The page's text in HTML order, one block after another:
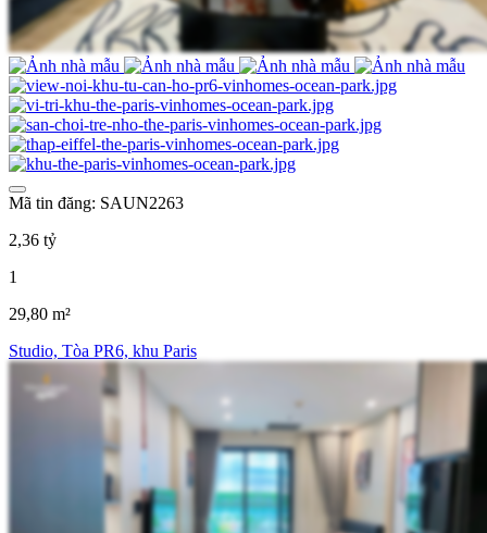
Mã tin đăng: SAUN2263
2,36 tỷ
1
29,80 m²
Studio, Tòa PR6, khu Paris